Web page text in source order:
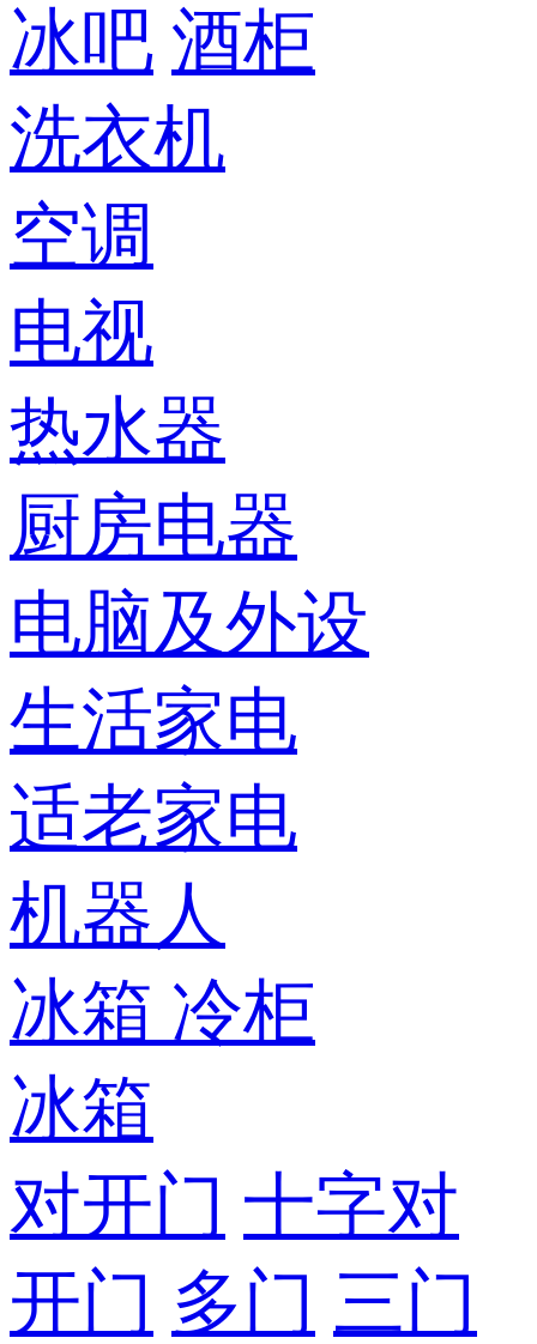
冰吧 酒柜
洗衣机
空调
电视
热水器
厨房电器
电脑及外设
生活家电
适老家电
机器人
冰箱 冷柜
冰箱
对开门 十字对
开门 多门 三门